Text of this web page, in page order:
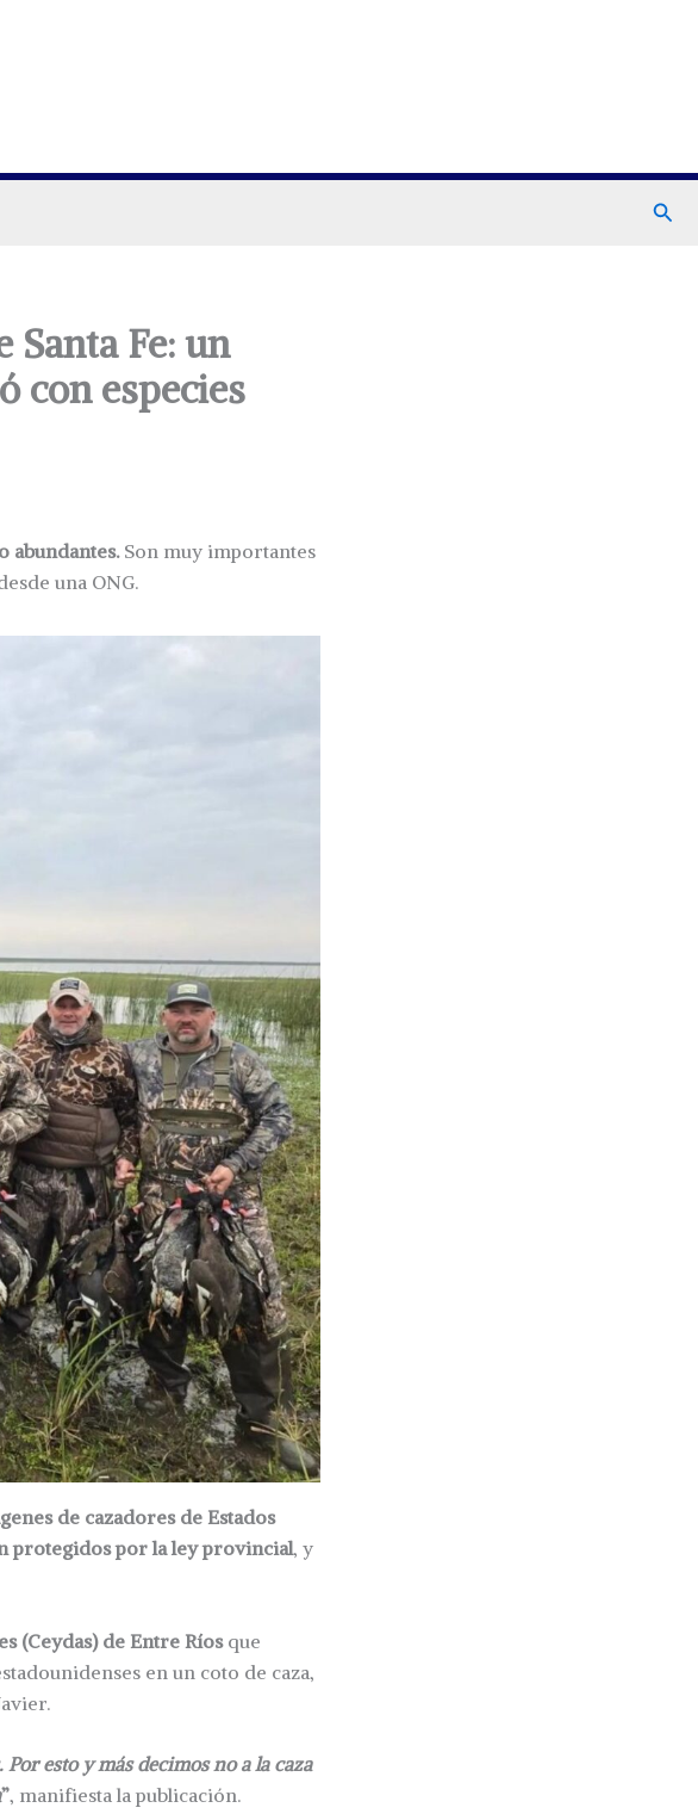
Santa Fe: un
con especies
abundantes.Son muy importantes
una ONG.
de cazadores de Estados
protegidos por la ley provincial, y
(Ceydas) de Entre Ríosque
en un coto de caza,
esto y más decimos no a la caza
”, manifiesta la publicación.